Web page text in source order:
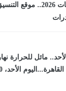
تنسيق الجامعات
مائل للحرارة